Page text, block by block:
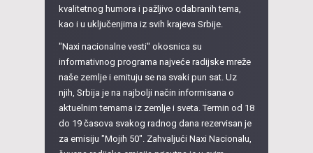
kvalitetnog humora i pažljivo odabranih tema,
kao i u uključenjima iz svih krajeva Srbije.
"Naxi nacionalne vesti" okosnica su
informativnog programa najveće radijske mreže
naše zemlje i emituju se na svaki pun sat. Uz
njih, Srbija je na najbolji način informisana o
aktuelnim temama iz zemlje i sveta. Termin od 18
do 19 časova svakog radnog dana rezervisan je
za emisiju "Mojih 50". Zahvaljući Naxi Nacionalu,